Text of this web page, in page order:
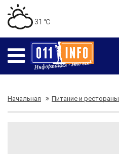
31 ℃
Начальная Питание и рестораны